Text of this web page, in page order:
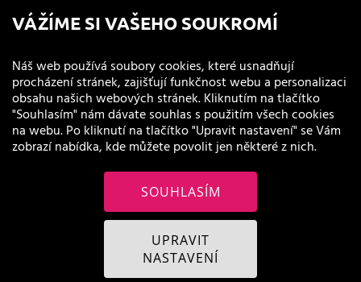
NaVlas.cz - Vlasová kosmetika
provozovatel e-shopu a prodejen
© 2011 - 2026 NaVlas.cz
VÁŽÍME SI VAŠEHO SOUKROMÍ
Náš web používá soubory cookies, které usnadňují
procházení stránek, zajišťují funkčnost webu a personalizaci
obsahu našich webových stránek. Kliknutím na tlačítko
"Souhlasím" nám dávate souhlas s použitím všech cookies
na webu. Po kliknutí na tlačítko "Upravit nastavení" se Vám
zobrazí nabídka, kde můžete povolit jen některé z nich.
SOUHLASÍM
UPRAVIT
NASTAVENÍ